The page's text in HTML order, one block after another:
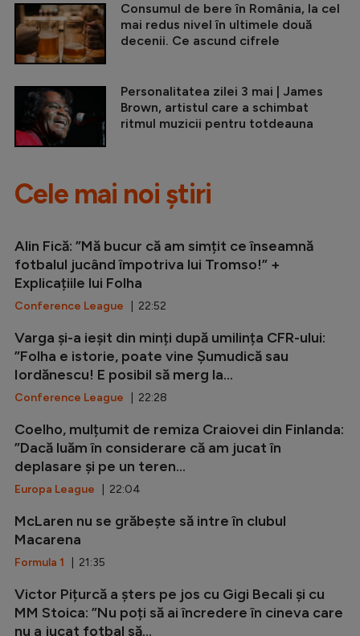
Consumul de bere în România, la cel
mai redus nivel în ultimele două
decenii. Ce ascund cifrele
Personalitatea zilei 3 mai | James
Brown, artistul care a schimbat
ritmul muzicii pentru totdeauna
Cele mai noi știri
Alin Fică: ”Mă bucur că am simțit ce înseamnă
fotbalul jucând împotriva lui Tromso!” +
Explicațiile lui Folha
Conference League | 22:52
Varga și-a ieșit din minți după umilința CFR-ului:
”Folha e istorie, poate vine Șumudică sau
Iordănescu! E posibil să merg la...
Conference League | 22:28
Coelho, mulțumit de remiza Craiovei din Finlanda:
”Dacă luăm în considerare că am jucat în
deplasare și pe un teren...
Europa League | 22:04
McLaren nu se grăbește să intre în clubul
Macarena
Formula 1 | 21:35
Victor Pițurcă a șters pe jos cu Gigi Becali și cu
MM Stoica: ”Nu poți să ai încredere în cineva care
nu a jucat fotbal să...